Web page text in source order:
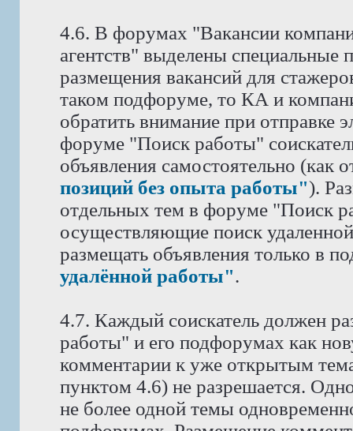
4.6. В форумах "Вакансии
агентств" выделены
размещения вакансий для
таком подфоруме, то КА и
обратить внимание при отправке
форуме "Поиск работы"
объявления самостоятельно
позиций без опыта работы").
отдельных тем в форуме "Поиск
осуществляющие поиск
размещать объявления только в
удалённой работы".
4.7. Каждый соискатель должен
работы" и его подфорумах как
комментарии к уже открытым
пунктом 4.6) не разрешается.
не более одной темы